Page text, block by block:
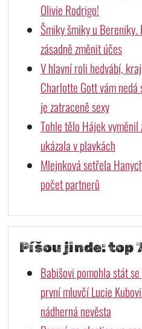
Olivie Rodrigo!
Šmiky šmiky u Bereniky.
zásadně změnit účes
V hlavní roli hedvábí,
Charlotte Gott vám
je zatraceně sexy
Tohle tělo Hájek
ukázala v plavkách
Mlejnková setřela
počet partnerů
Píšou jinde: top
Babišovi pomohla stát
první mluvčí Lucie
nádherná nevěsta